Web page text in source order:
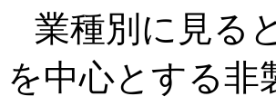
業種別に見る
を中心とする非